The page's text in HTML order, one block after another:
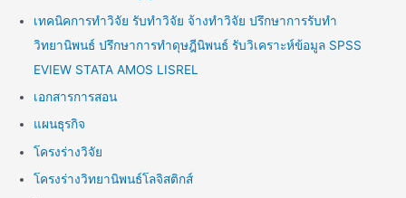
เทคนิคการทำวิจัย รับทำวิจัย จ้างทำวิจัย ปรึกษาการรับทำ
วิทยานิพนธ์ ปรึกษาการทำดุษฎีนิพนธ์ รับวิเคราะห์ข้อมูล SPSS
EVIEW STATA AMOS LISREL
เอกสารการสอน
แผนธุรกิจ
โครงร่างวิจัย
โครงร่างวิทยานิพนธ์โลจิสติกส์